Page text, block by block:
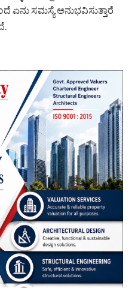
ಏನು ಸಮಸ್ಯೆ ಅನುಭವಿಸುತ್ತಾರೆ